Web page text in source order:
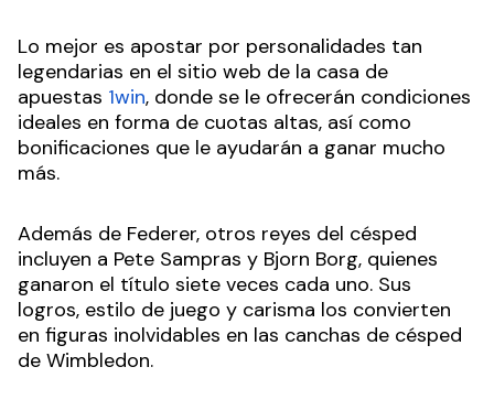
Lo mejor es apostar por personalidades tan
legendarias en el sitio web de la casa de
apuestas 1win, donde se le ofrecerán condiciones
ideales en forma de cuotas altas, así como
bonificaciones que le ayudarán a ganar mucho
más.
Además de Federer, otros reyes del césped
incluyen a Pete Sampras y Bjorn Borg, quienes
ganaron el título siete veces cada uno. Sus
logros, estilo de juego y carisma los convierten
en figuras inolvidables en las canchas de césped
de Wimbledon.